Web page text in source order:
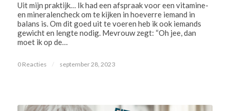
Uit mijn praktijk… Ik had een afspraak voor een vitamine-
en mineralencheck om te kijken in hoeverre iemand in
balans is. Om dit goed uit te voeren heb ik ook iemands
gewicht en lengte nodig. Mevrouw zegt: “Oh jee, dan
moet ik op de…
0 Reacties / september 28, 2023